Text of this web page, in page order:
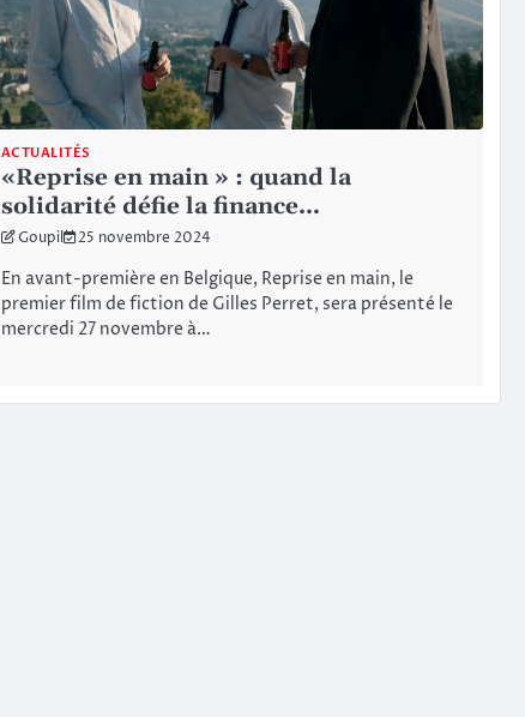
ACTUALITÉS
«Reprise en main » : quand la
solidarité défie la finance…
Goupil 25 novembre 2024
En avant-première en Belgique, Reprise en main, le
premier film de fiction de Gilles Perret, sera présenté le
mercredi 27 novembre à…